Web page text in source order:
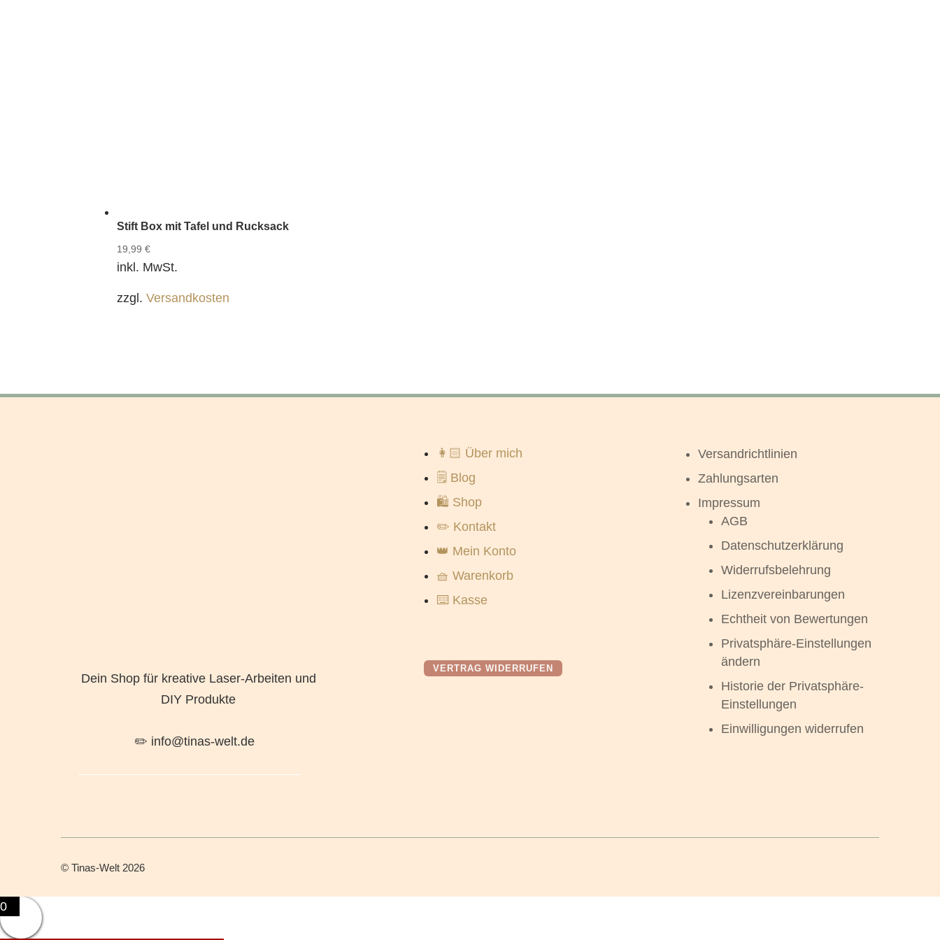
Stift Box mit Tafel und Rucksack
19,99€
inkl. MwSt.
zzgl.Versandkosten
Dein Shop für kreative Laser-Arbeiten und
DIY Produkte
✏️ info@tinas-welt.de
👩🏻 Über mich
🗒️ Blog
🛍️ Shop
✏️ Kontakt
👑 Mein Konto
🧺 Warenkorb
⌨️ Kasse
VERTRAG WIDERRUFEN
Versandrichtlinien
Zahlungsarten
Impressum
AGB
Datenschutzerklärung
Widerrufsbelehrung
Lizenzvereinbarungen
Echtheit von Bewertungen
Privatsphäre-Einstellungen
ändern
Historie der Privatsphäre-
Einstellungen
Einwilligungen widerrufen
© Tinas-Welt 2026
0